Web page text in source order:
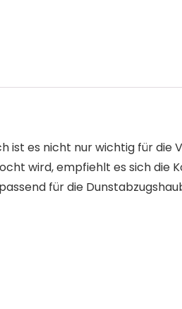
ist es nicht nur wichtig für die
wird, empfiehlt es sich die
für die